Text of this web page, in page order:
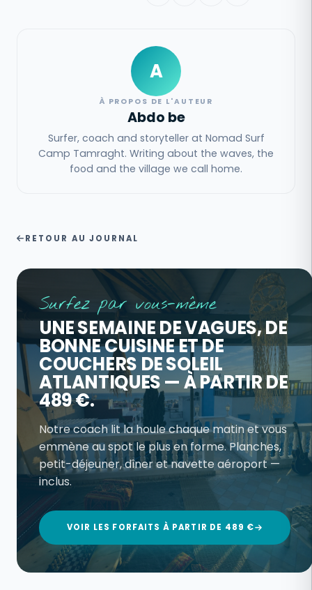
A
À PROPOS DE L'AUTEUR
Abdo be
Surfer, coach and storyteller at Nomad Surf
Camp Tamraght. Writing about the waves, the
food and the village we call home.
RETOUR AU JOURNAL
Surfez par vous-même
UNE SEMAINE DE VAGUES, DE
BONNE CUISINE ET DE
COUCHERS DE SOLEIL
ATLANTIQUES — À PARTIR DE
489 €.
Notre coach lit la houle chaque matin et vous
emmène au spot le plus en forme. Planches,
petit-déjeuner, dîner et navette aéroport —
inclus.
VOIR LES FORFAITS À PARTIR DE 489 €